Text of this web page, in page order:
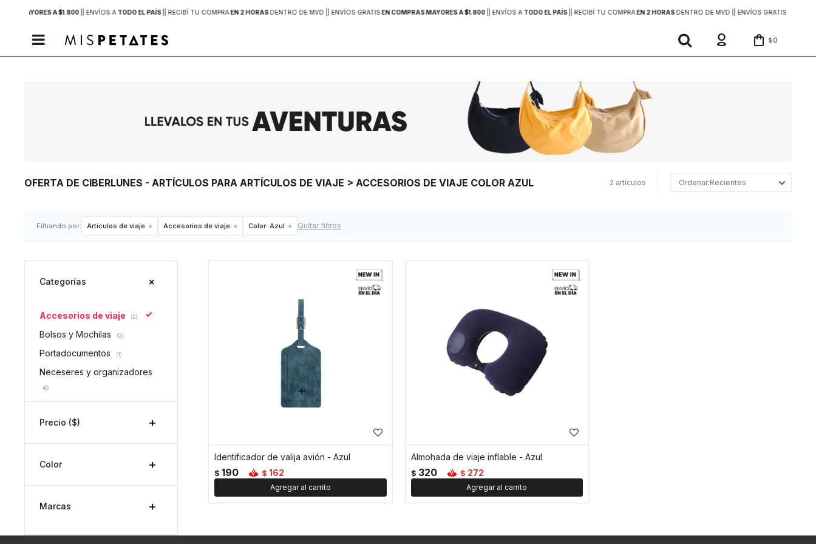
MAYORES A $1.800 | ENVÍOS A TODO EL PAÍS | RECIBÍ TU COMPRAEN 2 HORASDENTRO DE MVD | | ENVÍOS GRATISEN COMPRAS MAYORES A $1.800 | ENVÍOS A TODO EL PAÍS | RECIBÍ TU COMPRAEN 2 HORASDENTRO DE MVD | | ENVÍOS GRATIS
 $ 0
OFERTA DE CIBERLUNES - ARTÍCULOS PARA ARTÍCULOS DE VIAJE > ACCESORIOS DE VIAJE COLOR AZUL 2 artículos Recientes
Filtrando por: Artículos de viaje Accesorios de viaje Color: Azul Quitar filtros
Identificador de valija avión - Azul
$ 190 $ 162
Almohada de viaje inflable - Azul
$ 320 $ 272
Categorías
Accesorios de viaje (2)
Bolsos y Mochilas (2)
Portadocumentos (1)
Neceseres y organizadores
(6)
Precio ($)
Color
Marcas